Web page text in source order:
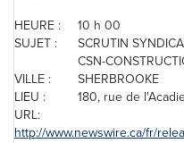
HEURE :
10 h 00
SUJET :
SCRUTIN
CSN-
VILLE :
SHERBROOKE
LIEU :
180, rue de
URL:
http://www.newswire.ca/fr/